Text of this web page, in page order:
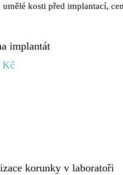
umělé kosti před implantací,
implantát
Kč
korunky v laboratoři